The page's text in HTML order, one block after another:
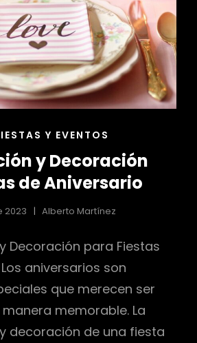
Y EVENTOS
y Decoración
de Aniversario
2023 Alberto Martínez
Decoración para Fiestas
aniversarios son
que merecen ser
memorable. La
decoración de una fiesta